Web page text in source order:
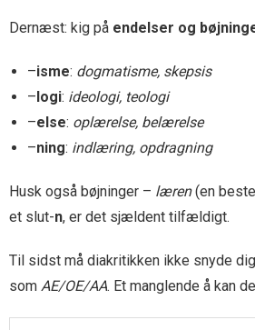
Dernæst: kig på endelser og
–isme: dogmatisme, skepsis
– logi: ideologi, teologi
–else: oplærelse, belærelse
–ning: indlæring, opdragning
Husk også bøjninger – læren(en
et slut-n, er det sjældent tilfældigt.
Til sidst må diakritikken ikke snyde
som AE/OE/AA. Et manglende å kan